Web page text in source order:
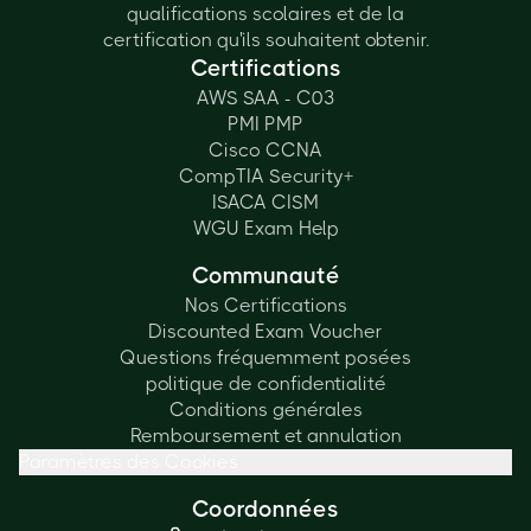
qualifications scolaires et de la
certification qu'ils souhaitent obtenir.
Certifications
AWS SAA - C03
PMI PMP
Cisco CCNA
CompTIA Security+
ISACA CISM
WGU Exam Help
Communauté
Nos Certifications
Discounted Exam Voucher
Questions fréquemment posées
politique de confidentialité
Conditions générales
Remboursement et annulation
Coordonnées